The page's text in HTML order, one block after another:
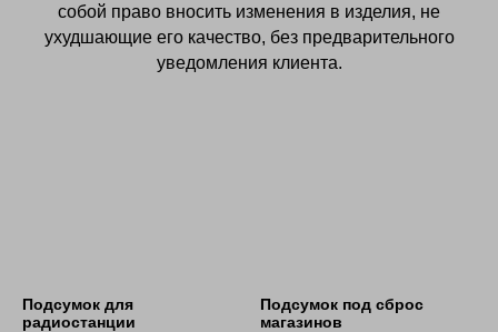
собой право вносить изменения в изделия, не
ухудшающие его качество, без предварительного
уведомления клиента.
Подсумок для
радиостанции
Подсумок под сброс
магазинов